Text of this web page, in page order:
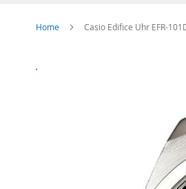
Home Casio Edifice Uhr EFR-
Ende